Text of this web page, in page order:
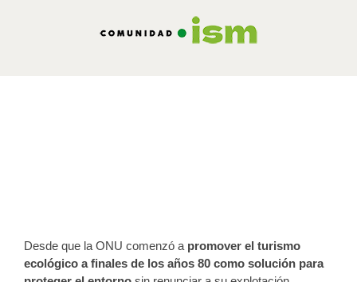
Desde que la ONU comenzó a promover el turismo
ecológico a finales de los años 80 como solución para